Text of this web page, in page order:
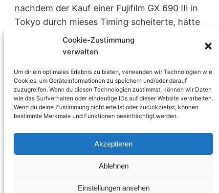
Cookie-Zustimmung
verwalten
Um dir ein optimales Erlebnis zu bieten, verwenden wir Technologien wie
Cookies, um Geräteinformationen zu speichern und/oder darauf
zuzugreifen. Wenn du diesen Technologien zustimmst, können wir Daten
wie das Surfverhalten oder eindeutige IDs auf dieser Website verarbeiten.
Wenn du deine Zustimmung nicht erteilst oder zurückziehst, können
bestimmte Merkmale und Funktionen beeinträchtigt werden.
Akzeptieren
Ablehnen
Einstellungen ansehen
nachdem der Kauf einer Fujifilm GX 690 III in
Tokyo durch mieses Timing scheiterte, hätte
ich noch einen Wunsch frei oder was auch
immer. Eigentlich weiß ich gar nicht, was ich
M9 auf meinem…
Stephan
29. September 2014
Allgemeines, Photographie
digital, handel, leica m, Leica M9
Proudly Powered byWordPress